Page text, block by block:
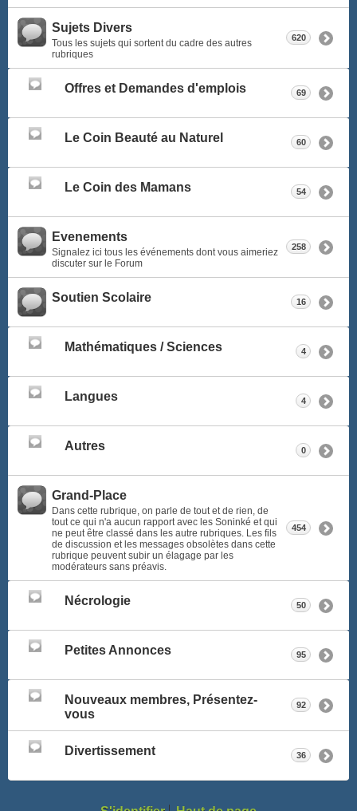
Sujets Divers
Tous les sujets qui sortent du cadre des autres
rubriques
620
Offres et Demandes d'emplois 69
Le Coin Beauté au Naturel 60
Le Coin des Mamans 54
Evenements
Signalez ici tous les événements dont vous aimeriez
discuter sur le Forum
258
Soutien Scolaire 16
Mathématiques / Sciences 4
Langues 4
Autres 0
Grand-Place
Dans cette rubrique, on parle de tout et de rien, de
tout ce qui n'a aucun rapport avec les Soninké et qui
ne peut être classé dans les autre rubriques. Les fils
de discussion et les messages obsolètes dans cette
rubrique peuvent subir un élagage par les
modérateurs sans préavis.
454
Nécrologie 50
Petites Annonces 95
Nouveaux membres, Présentez-
vous
92
Divertissement 36